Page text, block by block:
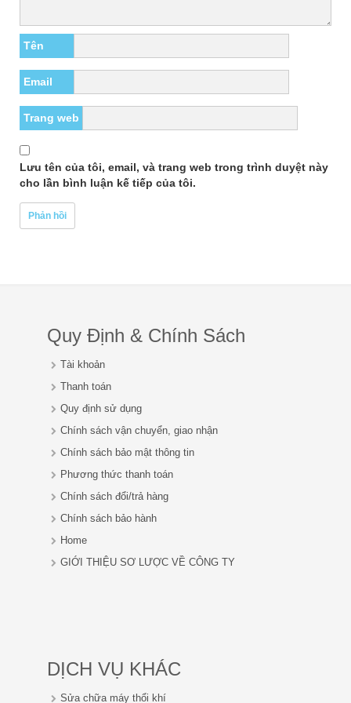
Tên
Email
Trang web
Lưu tên của tôi, email, và trang web trong trình duyệt này
cho lần bình luận kế tiếp của tôi.
Quy Định & Chính Sách
Tài khoản
Thanh toán
Quy định sử dụng
Chính sách vận chuyển, giao nhận
Chính sách bảo mật thông tin
Phương thức thanh toán
Chính sách đổi/trả hàng
Chính sách bảo hành
Home
GIỚI THIỆU SƠ LƯỢC VỀ CÔNG TY
DỊCH VỤ KHÁC
Sửa chữa máy thổi khí